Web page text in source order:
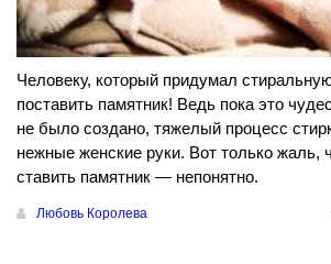
Человеку, который придумал
поставить памятник! Ведь пока это
не было создано, тяжелый процесс
нежные женские руки. Вот только жаль,
ставить памятник — непонятно.
Любовь Королева